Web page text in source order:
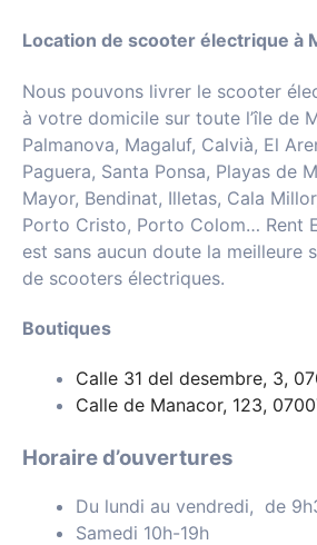
Location de scooter électrique à
Nous pouvons livrer le scooter
à votre domicile sur toute l’île de
Palmanova, Magaluf, Calvià, El
Paguera, Santa Ponsa, Playas de
Mayor, Bendinat, Illetas, Cala
Porto Cristo, Porto Colom… Rent
est sans aucun doute la meilleure
de scooters électriques.
Boutiques
Calle 31 del desembre, 3,
Calle de Manacor, 123,
Horaire d’ouvertures
Du lundi au vendredi, de
Samedi 10h-19h